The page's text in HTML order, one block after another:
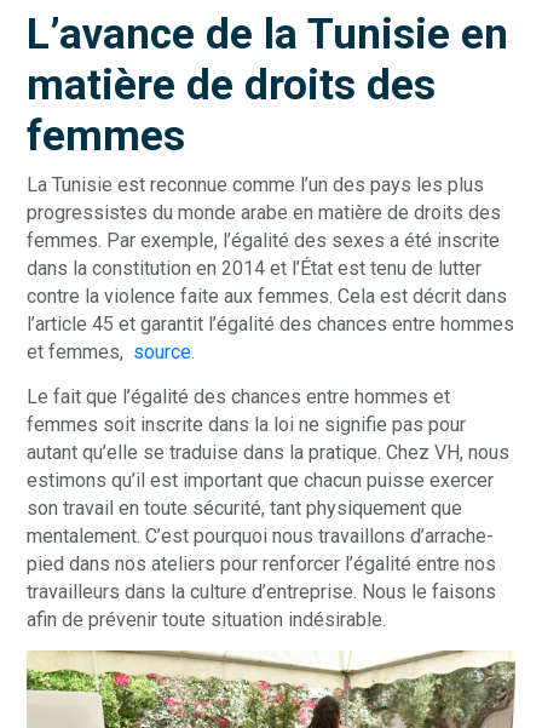
L’avance de la Tunisie en
matière de droits des
femmes
La Tunisie est reconnue comme l’un des pays les plus
progressistes du monde arabe en matière de droits des
femmes. Par exemple, l’égalité des sexes a été inscrite
dans la constitution en 2014 et l’État est tenu de lutter
contre la violence faite aux femmes. Cela est décrit dans
l’article 45 et garantit l’égalité des chances entre hommes
et femmes, source.
Le fait que l’égalité des chances entre hommes et
femmes soit inscrite dans la loi ne signifie pas pour
autant qu’elle se traduise dans la pratique. Chez VH, nous
estimons qu’il est important que chacun puisse exercer
son travail en toute sécurité, tant physiquement que
mentalement. C’est pourquoi nous travaillons d’arrache-
pied dans nos ateliers pour renforcer l’égalité entre nos
travailleurs dans la culture d’entreprise. Nous le faisons
afin de prévenir toute situation indésirable.